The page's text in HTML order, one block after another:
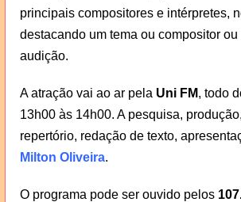
principais compositores e intérpretes,
destacando um tema ou compositor
audição.
A atração vai ao ar pela Uni FM, todo
13h00 às 14h00. A pesquisa,
repertório, redação de texto,
Milton Oliveira.
O programa pode ser ouvido pelos